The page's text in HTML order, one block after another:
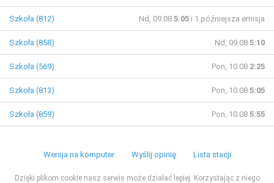
Szkoła (812) Nd, 09.08 5:05 i 1 późniejsza emisja
Szkoła (858) Nd, 09.08 5:10
Szkoła (569) Pon, 10.08 2:25
Szkoła (813) Pon, 10.08 5:05
Szkoła (859) Pon, 10.08 5:55
Wersja na komputer Wyślij opinię Lista stacji
Dzięki plikom cookie nasz serwis może działać lepiej. Korzystając z niego